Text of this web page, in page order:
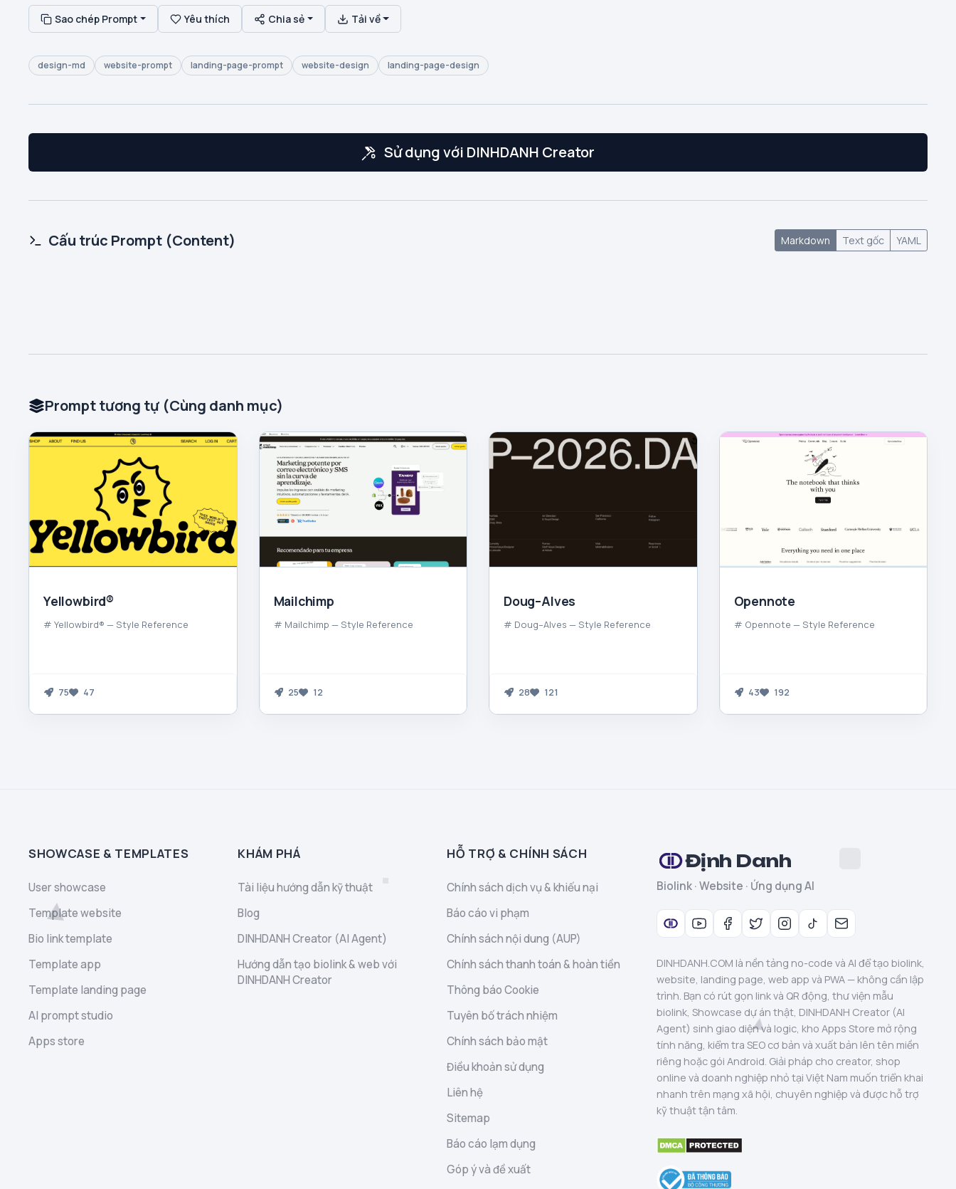
Sao chép Prompt Yêu thích Chia sẻ Tải về
design-md website-prompt landing-page-prompt website-design landing-page-design
Sử dụng với DINHDANH Creator
Cấu trúc Prompt (Content) Markdown Text gốc YAML
Prompt tương tự (Cùng danh mục)
Yellowbird®
# Yellowbird® — Style Reference
75 47
Mailchimp
# Mailchimp — Style Reference
25 12
Doug–Alves
# Doug–Alves — Style Reference
28 121
Opennote
# Opennote — Style Reference
43 192
SHOWCASE & TEMPLATES
User showcase
Template website
Bio link template
Template app
Template landing page
AI prompt studio
Apps store
KHÁM PHÁ
Tài liệu hướng dẫn kỹ thuật
Blog
DINHDANH Creator (AI Agent)
Hướng dẫn tạo biolink & web với
DINHDANH Creator
HỖ TRỢ & CHÍNH SÁCH
Chính sách dịch vụ & khiếu nại
Báo cáo vi phạm
Chính sách nội dung (AUP)
Chính sách thanh toán & hoàn tiền
Thông báo Cookie
Tuyên bố trách nhiệm
Chính sách bảo mật
Điều khoản sử dụng
Liên hệ
Sitemap
Báo cáo lạm dụng
Góp ý và đề xuất
Định Danh
Biolink · Website · Ứng dụng AI
DINHDANH.COM là nền tảng no-code và AI để tạo biolink,
website, landing page, web app và PWA — không cần lập
trình. Bạn có rút gọn link và QR động, thư viện mẫu
biolink, Showcase dự án thật, DINHDANH Creator (AI
Agent) sinh giao diện và logic, kho Apps Store mở rộng
tính năng, kiểm tra SEO cơ bản và xuất bản lên tên miền
riêng hoặc gói Android. Giải pháp cho creator, shop
online và doanh nghiệp nhỏ tại Việt Nam muốn triển khai
nhanh trên mạng xã hội, chuyên nghiệp và được hỗ trợ
kỹ thuật tận tâm.